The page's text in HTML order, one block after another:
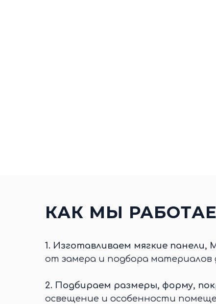
КАК МЫ
1. Изготавливаем мягкие панели,
от замера и подбора
2. Подбираем размеры, форму,
освещение и особенности